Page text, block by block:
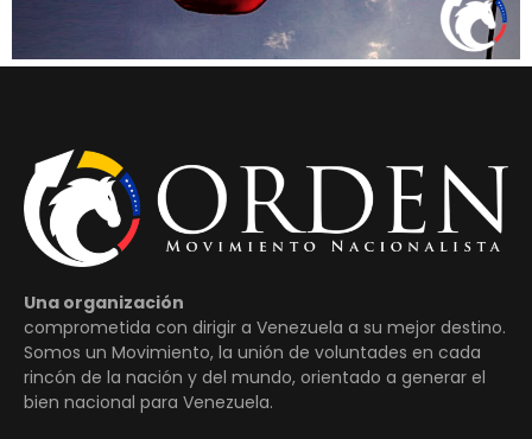
Una organización
comprometida con dirigir a Venezuela a su mejor destino.
Somos un Movimiento, la unión de voluntades en cada
rincón de la nación y del mundo, orientado a generar el
bien nacional para Venezuela.